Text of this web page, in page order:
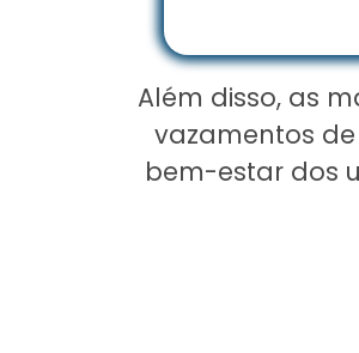
Além disso, as
vazamentos
bem-estar dos